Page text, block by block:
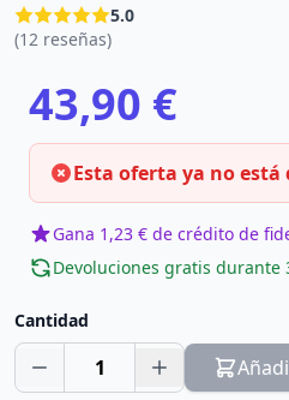
5.0
(12 reseñas)
43,90 €
Esta oferta ya no está
Gana 1,23 € de crédito de
Devoluciones gratis durante
Cantidad
1